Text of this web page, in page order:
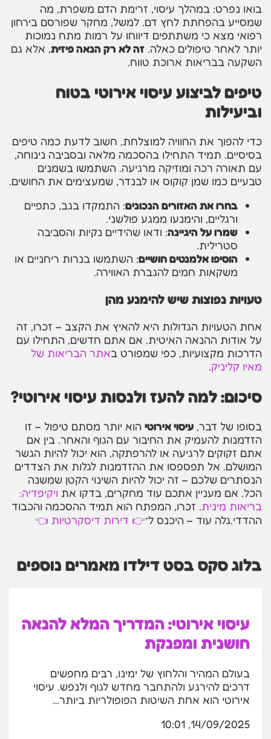
בואו נפרט: במהלך עיסוי, זרימת הדם משפרת, מה
שמסייע בהפחתת לחץ דם. למשל, מחקר שפורסם בירחון
רפואי מצא כי משתתפים דיווחו על רמות מתח נמוכות
יותר לאחר טיפולים כאלה. זה לא רק הנאה פיזית, אלא גם
השקעה בבריאות ארוכת טווח.
טיפים לביצוע עיסוי אירוטי בטוח
וביעילות
כדי להפוך את החוויה למוצלחת, חשוב לדעת כמה טיפים
בסיסיים. תמיד התחילו בהסכמה מלאה ובסביבה נינוחה,
עם תאורה רכה ומוזיקה מרגיעה. השתמשו בשמנים
טבעיים כמו שמן קוקוס או לבנדר, שמעצימים את החושים.
בחרו את האזורים הנכונים: התמקדו בגב, כתפיים
ורגליים, והימנעו ממגע פולשני.
שמרו על היגיינה: ודאו שהידיים נקיות והסביבה
סטרילית.
הוסיפו אלמנטים חושיים: השתמשו בנרות ריחניים או
משקאות חמים להגברת האווירה.
טעויות נפוצות שיש להימנע מהן
אחת הטעויות הגדולות היא להאיץ את הקצב – זכרו, זה
על אודות ההנאה האיטית. אם אתם חדשים, התחילו עם
הדרכות מקצועיות, כפי שמפורט באתר הבריאות של
מאיו קליניק.
סיכום: למה להעז ולנסות עיסוי אירוטי?
בסופו של דבר, עיסוי אירוטי הוא יותר מסתם טיפול – זו
הזדמנות להעמיק את החיבור עם הגוף והאחר. בין אם
אתם זקוקים לרגיעה או להרפתקה, הוא יכול להיות הגשר
המושלם. אל תפספסו את ההזדמנות לגלות את הצדדים
הנסתרים שלכם – זה יכול להיות השינוי הקטן שמשנה
הכל. אם מעניין אתכם עוד מחקרים, בדקו את ויקיפדיה:
בריאות מינית. זכרו, המפתח הוא תמיד ההסכמה והכבוד
ההדדי.גלה עוד – היכנס ל־👉 דירות דיסקרטיות 👈
בלוג סקס בסט דילדו מאמרים נוספים
עיסוי אירוטי: המדריך המלא להנאה
חושנית ומפנקת
בעולם המהיר והלחוץ של ימינו, רבים מחפשים
דרכים להירגע ולהתחבר מחדש לגוף ולנפש. עיסוי
אירוטי הוא אחת השיטות הפופולריות ביותר…
14/09/2025, 10:01